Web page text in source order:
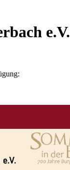
e.V.